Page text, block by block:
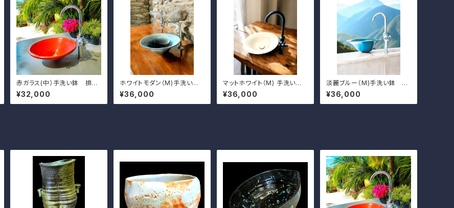
赤ガラス(中）手洗い鉢 排水
金具付き
¥32,000
ホワイトモダン（M)手洗い
鉢 排水金具付き
¥36,000
マットホワイト（M) 手洗い
鉢 排水金具付き
¥36,000
淡麗ブルー（M)手洗い鉢 排
水金具付き
¥36,000